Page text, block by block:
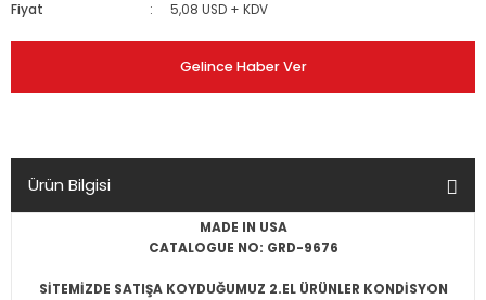
Fiyat
5,08 USD + KDV
Gelince Haber Ver
Ürün Bilgisi
MADE IN USA
CATALOGUE NO: GRD-9676
SİTEMİZDE SATIŞA KOYDUĞUMUZ 2.EL ÜRÜNLER KONDİSYON